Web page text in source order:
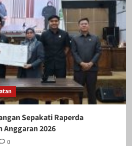
Sepakati Raperda
Anggaran 2026
0